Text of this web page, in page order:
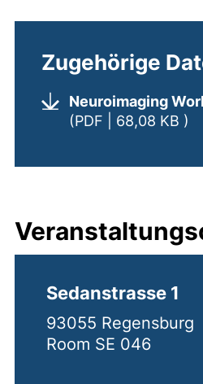
Zugehörige
Neuroimaging
(PDF | 68,08 KB )
Sedanstrasse 1
93055 Regensburg
Room SE 046